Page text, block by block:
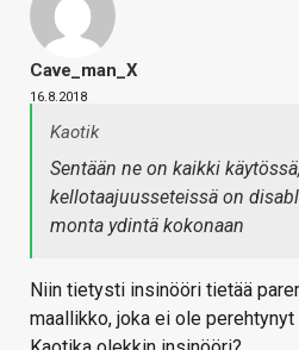
Cave_man_X
16.8.2018
Kaotik
Sentään ne on kaikki
kellotaajuusseteissä on
monta ydintä kokonaan
Niin tietysti insinööri tietää
maallikko, joka ei ole